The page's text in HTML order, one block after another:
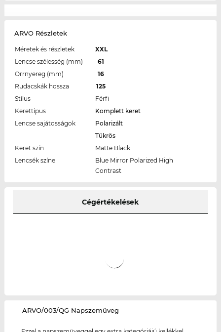
ARVO Részletek
Méretek és részletek
XXL
Lencse szélesség (mm)
61
Orrnyereg (mm)
16
Rudacskák hossza
125
Stílus
Férfi
Kerettipus
Komplett keret
Lencse sajátosságok
Polarizált
Tükrös
Keret szín
Matte Black
Lencsék színe
Blue Mirror Polarized High
Contrast
Cégértékelések
‌ARVO/003/QG Napszemüveg